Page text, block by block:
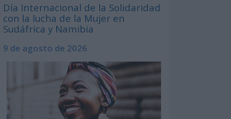
Día Internacional de la Solidaridad
con la lucha de la Mujer en
Sudáfrica y Namibia
9 de agosto de 2026